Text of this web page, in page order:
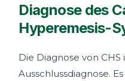
Diagnose des
Hyperemesis-
Die Diagnose von CHS
Ausschlussdiagnose.